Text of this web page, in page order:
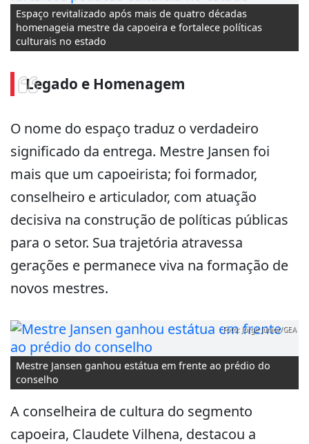
Espaço revitalizado após mais de quatro décadas
homenageia mestre da capoeira e fortalece políticas
culturais no estado
Legado e Homenagem
O nome do espaço traduz o verdadeiro
significado da entrega. Mestre Jansen foi
mais que um capoeirista; foi formador,
conselheiro e articulador, com atuação
decisiva na construção de políticas públicas
para o setor. Sua trajetória atravessa
gerações e permanece viva na formação de
novos mestres.
Mestre Jansen ganhou estátua em frente ao prédio do
conselho
Foto: Jorge Júnior/GEA
A conselheira de cultura do segmento
capoeira, Claudete Vilhena, destacou a